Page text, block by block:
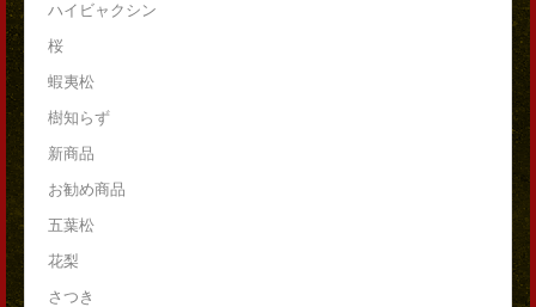
ハイビャクシン
桜
蝦夷松
樹知らず
新商品
お勧め商品
五葉松
花梨
さつき